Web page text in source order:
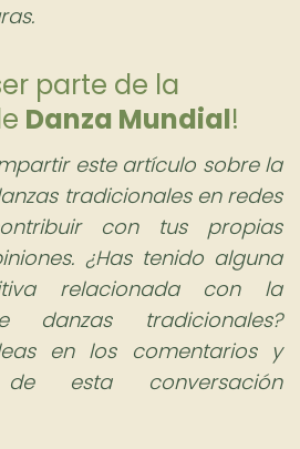
parte de la
Danza Mundial!
este artículo sobre la
tradicionales en redes
con tus propias
¿Has tenido alguna
relacionada con la
danzas tradicionales?
en los comentarios y
esta conversación